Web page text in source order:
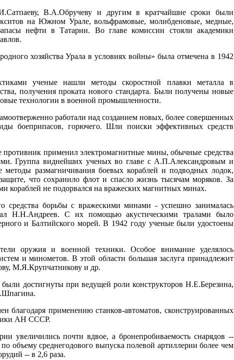
В.А.Обручеву и другим в кратчайшие сроки были
на Южном Урале, вольфрамовые, молибденовые, медные,
нефти в Татарии. Во главе комиссии стояли академики
хозяйства Урала в условиях войны» была отмечена в 1942
ученые нашли методы скоростной плавки металла в
получения проката нового стандарта. Были получены новые
технологии в военной промышленности.
работали над созданием новых, более совершенных
боеприпасов, горючего. Шли поиски эффективных средств
применил электромагнитные мины, обычные средства
Группа виднейших ученых во главе с А.П.Александровым и
размагничивания боевых кораблей и подводных лодок,
что сохранило флот и спасло жизнь тысячам моряков. За
кораблей не подорвался на вражеских магнитных минах.
средства борьбы с вражескими минами - успешно занималась
Н.Н.Андреев. С их помощью акустическими тралами было
и Балтийского морей. В 1942 году ученые были удостоены
оружия и военной техники. Особое внимание уделялось
и минометов. В этой области большая заслуга принадлежит
М.Я.Крупчатникову и др.
были достигнуты при ведущей роли конструкторов Н.Е.Березина,
благодаря применению станков-автоматов, сконструированных
АН СССР.
увеличились почти вдвое, а бронепробиваемость снарядов --
объему среднегодового выпуска полевой артиллерии более чем
-- в 2,6 раза.